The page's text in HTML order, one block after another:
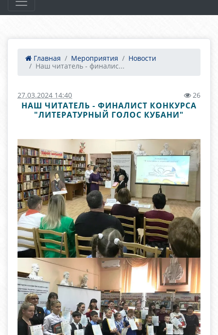
Главная Мероприятия
Новости
Наш читатель - финалис...
27.03.2024 14:40 26
НАШ ЧИТАТЕЛЬ - ФИНАЛИСТ КОНКУРСА
"ЛИТЕРАТУРНЫЙ ГОЛОС КУБАНИ"